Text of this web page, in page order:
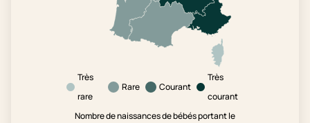
Très
rare
Rare Courant
Très
courant
Nombre de naissances de bébés portant le